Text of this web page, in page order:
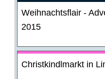
Weihnachtsflair -
2015
Christkindlmarkt in